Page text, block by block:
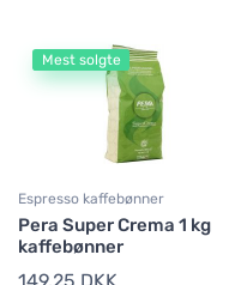
Mest solgte
Espresso kaffebønner
Pera Super Crema 1 kg
kaffebønner